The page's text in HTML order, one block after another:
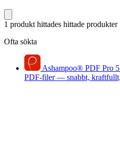
1 produkt hittades hittade produkter
Ofta sökta
Ashampoo® PDF Pro 5
PDF-filer — snabbt,